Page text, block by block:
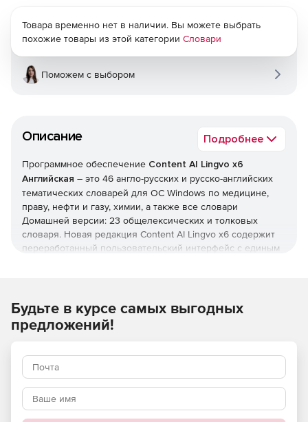
Описание Подробнее
Программное обеспечение Сontent AI​ Lingvo x6
Английская – это 46 англо-русских и русско-английских
тематических словарей для ОС Windows по медицине,
праву, нефти и газу, химии, а также все словари
Домашней версии: 23 общелексических и толковых
словаря. Новая редакция Сontent AI Lingvo x6 содержит
переработанный пользовательский интерфейс с единым
Lingvo x6 запускаются в 5 раз быстрее, а перевод по
наведению на слово появляется в 2 раза быстрее.
Ключевые характеристики Сontent AI​ Lingvo x6
Английская:
Мгновенный перевод. Достаточно навести курсор
Товара временно нет в наличии. Вы можете выбрать
похожие товары из этой категории Словари
Поможем с выбором
Будьте в курсе самых выгодных
предложений!